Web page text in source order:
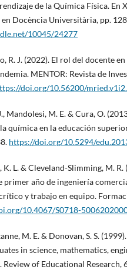
de la Química Física. En
Docència Universitària, pp.
10045/24277
R. J. (2022). El rol del docente
MENTOR: Revista de
doi.org/10.56200/
Mandolesi, M. E. & Cura, O.
química en la educación
https://doi.org/10.5294/
L. & Cleveland-Slimming, M.
primer año de ingeniería
y trabajo en equipo.
10.4067/S0718-
M. E. & Donovan, S. S.
in science, mathematics,
Review of Educational Research,